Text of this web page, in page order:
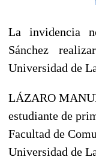
La invidencia
Sánchez
Universidad de
LÁZARO
estudiante de
Facultad de
Universidad de